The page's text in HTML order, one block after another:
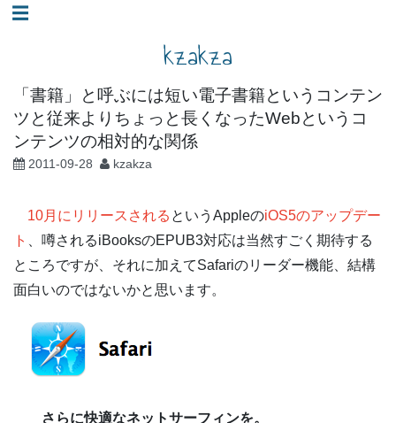
コ☰
kzakza
「書籍」と呼ぶには短い電子書籍というコンテン
ツと従来よりちょっと長くなったWebというコ
ンテンツの相対的な関係
2011-09-28 kzakza
10月にリリースされる というAppleのiOS5のアップデー
ト
、噂されるiBooksのEPUB3対応は当然すごく期待する
ところですが、それに加えてSafariのリーダー機能、結構
面白いのではないかと思います。
さらに快適なネットサーフィンを。